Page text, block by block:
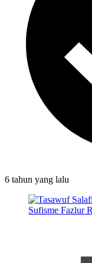
6 tahun yang lalu